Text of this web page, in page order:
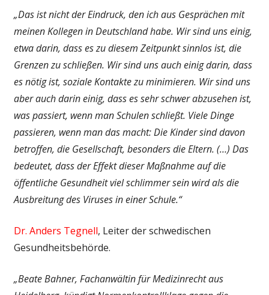
„Das ist nicht der Eindruck, den ich aus Gesprächen mit
meinen Kollegen in Deutschland habe. Wir sind uns einig,
etwa darin, dass es zu diesem Zeitpunkt sinnlos ist, die
Grenzen zu schließen. Wir sind uns auch einig darin, dass
es nötig ist, soziale Kontakte zu minimieren. Wir sind uns
aber auch darin einig, dass es sehr schwer abzusehen ist,
was passiert, wenn man Schulen schließt. Viele Dinge
passieren, wenn man das macht: Die Kinder sind davon
betroffen, die Gesellschaft, besonders die Eltern. (…) Das
bedeutet, dass der Effekt dieser Maßnahme auf die
öffentliche Gesundheit viel schlimmer sein wird als die
Ausbreitung des Viruses in einer Schule.“
Dr. Anders Tegnell, Leiter der schwedischen
Gesundheitsbehörde.
„Beate Bahner, Fachanwältin für Medizinrecht aus